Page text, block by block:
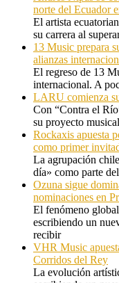
norte del Ecuador
El artista
su carrera al
13 Music prepara
alianzas
El regreso de 13
internacional. A
LARU comienza
Con “Contra el
su proyecto
Rockaxis apuesta
como primer
La agrupación
día» como parte
Ozuna sigue
nominaciones en
El fenómeno
escribiendo un
recibir
VHR Music
Corridos del Rey
La evolución